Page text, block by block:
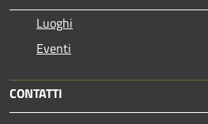
Luoghi
Eventi
CONTATTI